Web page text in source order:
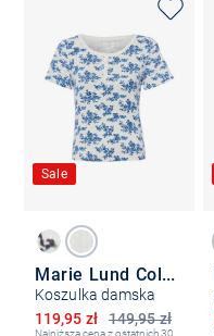
Sale
Marie Lund Collection
Koszulka damska
149,95 zł
Obniżona cena
119,95 zł